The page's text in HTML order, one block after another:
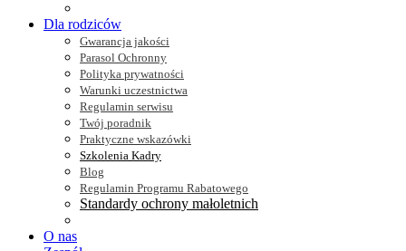
Dla rodziców
Gwarancja jakości
Parasol Ochronny
Polityka prywatności
Warunki uczestnictwa
Regulamin serwisu
Twój poradnik
Praktyczne wskazówki
Szkolenia Kadry
Blog
Regulamin Programu Rabatowego
Standardy ochrony małoletnich
O nas